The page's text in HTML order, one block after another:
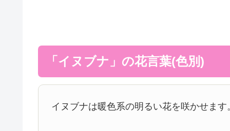
「イヌブナ」の花言葉(色別)
イヌブナは暖色系の明るい花を咲かせます